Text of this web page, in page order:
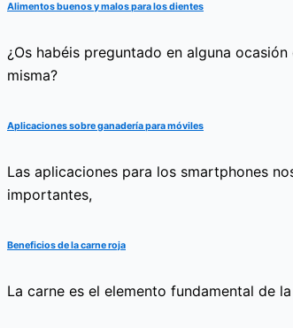
Alimentos buenos y malos para los dientes
¿Os habéis preguntado en alguna
misma?
Aplicaciones sobre ganadería para móviles
Las aplicaciones para los smartphones
importantes,
Beneficios de la carne roja
La carne es el elemento fundamental de